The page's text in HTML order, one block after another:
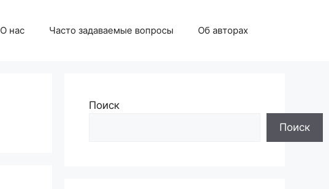
О нас Часто задаваемые вопросы Об авторах
Поиск
Поиск